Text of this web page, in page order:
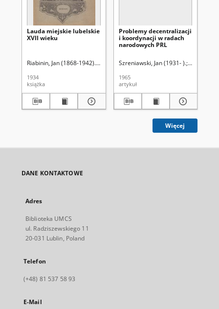
Lauda miejskie lubelskie
XVII wieku
Riabinin, Jan (1868-1942). Wyd.
1934
książka
Problemy decentralizacji
i koordynacji w radach
narodowych PRL
Szreniawski, Jan (1931- ).
1965
artykuł
Więcej
DANE KONTAKTOWE
Adres
Biblioteka UMCS
ul. Radziszewskiego 11
20-031 Lublin, Poland
Telefon
(+48) 81 537 58 93
E-Mail